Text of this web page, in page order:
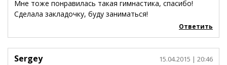
Мне тоже понравилась такая гимнастика, спасибо!
Сделала закладочку, буду заниматься!
Ответить
Sergey 15.04.2015 | 20:46